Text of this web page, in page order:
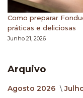
Como preparar
práticas e deliciosas
Junho 21, 2026
Arquivo
Agosto 2026